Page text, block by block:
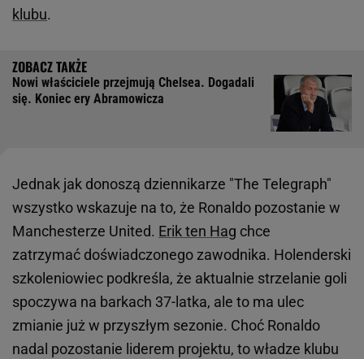
klubu.
Nowi właściciele przejmują Chelsea. Dogadali
się. Koniec ery Abramowicza
Jednak jak donoszą dziennikarze "The Telegraph"
wszystko wskazuje na to, że Ronaldo pozostanie w
Manchesterze United. Erik ten Hag chce
zatrzymać doświadczonego zawodnika. Holenderski
szkoleniowiec podkreśla, że aktualnie strzelanie goli
spoczywa na barkach 37-latka, ale to ma ulec
zmianie już w przyszłym sezonie. Choć Ronaldo
nadal pozostanie liderem projektu, to władze klubu